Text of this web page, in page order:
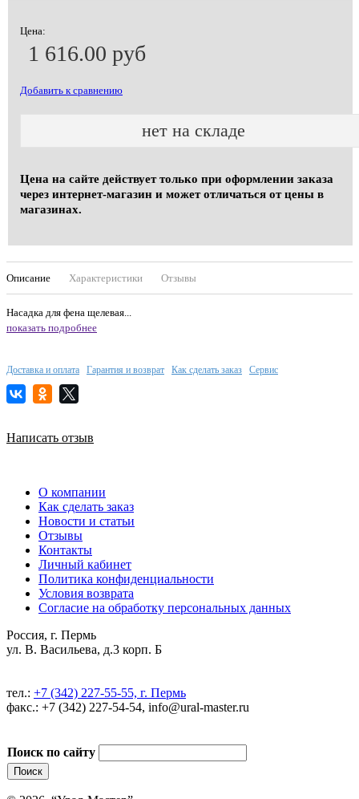
Цена:
1 616.00 руб
Добавить к сравнению
нет на складе
Цена на сайте действует только при оформлении заказа
через интернет-магазин и может отличаться от цены в
магазинах.
Описание Характеристики Отзывы
Насадка для фена щелевая...
показать подробнее
Доставка и оплата Гарантия и возврат Как сделать заказ Сервис
Написать отзыв
О компании
Как сделать заказ
Новости и статьи
Отзывы
Контакты
Личный кабинет
Политика конфиденциальности
Условия возврата
Согласие на обработку персональных данных
Россия, г. Пермь
ул. В. Васильева, д.3 корп. Б
тел.: +7 (342) 227-55-55, г. Пермь
факс.: +7 (342) 227-54-54, info@ural-master.ru
Поиск по сайту